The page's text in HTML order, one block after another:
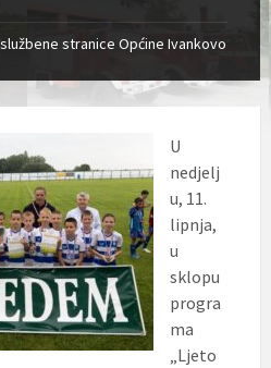
stranice Općine Ivankovo
U
nedjelj
u, 11.
lipnja,
u
sklopu
progra
ma
„Ljeto